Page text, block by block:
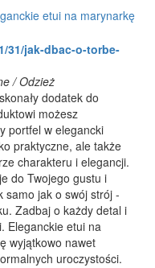
etui na marynarkę
31/jak-dbac-o-torbe-
/ Odzież
dodatek do
możesz
portfel w elegancki
praktyczne, ale także
charakteru i elegancji.
do Twojego gustu i
samo jak o swój strój -
Zadbaj o każdy detal i
Eleganckie etui na
wyjątkowo nawet
uroczystości.